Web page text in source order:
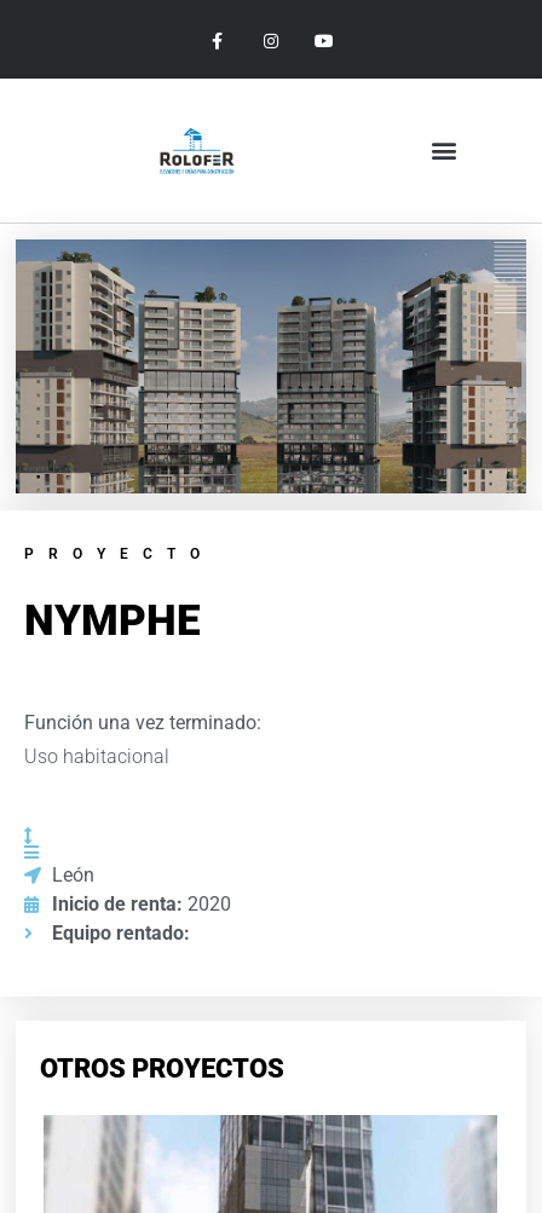
PROYECTO
NYMPHE
Función una vez terminado:
Uso habitacional
León
Inicio de renta: 2020
Equipo rentado:
OTROS PROYECTOS